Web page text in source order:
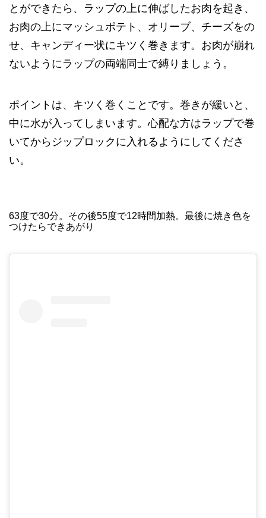
とができたら、ラップの上に伸ばしたお肉を起き、
お肉の上にマッシュポテト、オリーブ、チーズをの
せ、キャンディー状にキツく巻きます。お肉が崩れ
ないようにラップの両端同士で縛りましょう。
ポイントは、キツく巻くことです。巻きが緩いと、
中に水が入ってしまいます。心配な方はラップで巻
いてからジップロックに入れるようにしてくださ
い。
63度で30分。その後55度で12時間加熱。最後に焼き色を
つけたらできあがり